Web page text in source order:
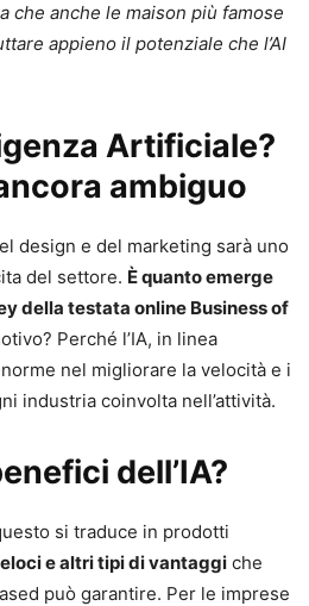
che anche le maison più famose
appieno il potenziale che l’AI
Artificiale?
ambiguo
design e del marketing sarà uno
del settore. È quanto emerge
della testata online Business of
Perché l’IA, in linea
nel migliorare la velocità e i
industria coinvolta nell’attività.
dell’IA?
si traduce in prodotti
e altri tipi di vantaggi che
può garantire. Per le imprese